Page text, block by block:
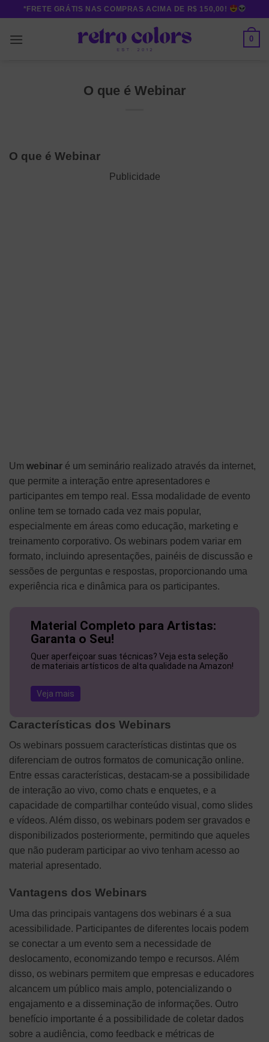
content
*FRETE GRÁTIS NAS COMPRAS ACIMA DE R$ 150,00!
0
O que é Webinar
O que é Webinar
Publicidade
Um webinar é um seminário realizado através da internet,
que permite a interação entre apresentadores e
participantes em tempo real. Essa modalidade de evento
online tem se tornado cada vez mais popular,
especialmente em áreas como educação, marketing e
treinamento corporativo. Os webinars podem variar em
formato, incluindo apresentações, painéis de discussão e
sessões de perguntas e respostas, proporcionando uma
experiência rica e dinâmica para os participantes.
Material Completo para Artistas:
Garanta o Seu!
Quer aperfeiçoar suas técnicas? Veja esta seleção
de materiais artísticos de alta qualidade na Amazon!
Veja mais
Características dos Webinars
Os webinars possuem características distintas que os
diferenciam de outros formatos de comunicação online.
Entre essas características, destacam-se a possibilidade
de interação ao vivo, como chats e enquetes, e a
capacidade de compartilhar conteúdo visual, como slides
e vídeos. Além disso, os webinars podem ser gravados e
disponibilizados posteriormente, permitindo que aqueles
que não puderam participar ao vivo tenham acesso ao
material apresentado.
Vantagens dos Webinars
Uma das principais vantagens dos webinars é a sua
acessibilidade. Participantes de diferentes locais podem
se conectar a um evento sem a necessidade de
deslocamento, economizando tempo e recursos. Além
disso, os webinars permitem que empresas e educadores
alcancem um público mais amplo, potencializando o
engajamento e a disseminação de informações. Outro
benefício importante é a possibilidade de coletar dados
sobre a audiência, como feedback e métricas de